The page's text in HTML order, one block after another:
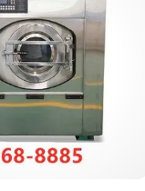
上。比如空压机需
能兼容现有包装材
数是否与现有产线
件：性能参数达
程。接下来你需要